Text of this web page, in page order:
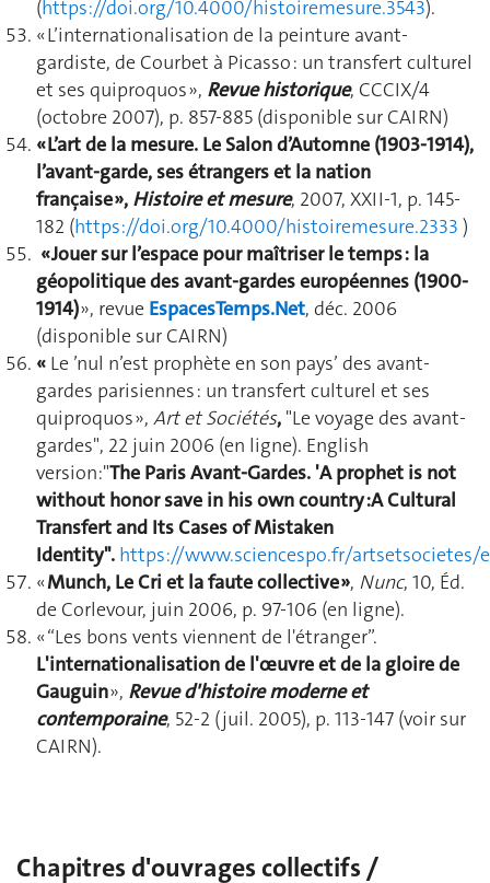
(https://doi.org/10.4000/histoiremesure.3543).
« L’internationalisation de la peinture avant-
gardiste, de Courbet à Picasso : un transfert culturel
et ses quiproquos », Revue historique, CCCIX/4
(octobre 2007), p. 857-885 (disponible sur CAIRN)
« L’art de la mesure. Le Salon d’Automne (1903-1914),
l’avant-garde, ses étrangers et la nation
française », Histoire et mesure, 2007, XXII-1, p. 145-
182 (https://doi.org/10.4000/histoiremesure.2333 )
« Jouer sur l’espace pour maîtriser le temps : la
géopolitique des avant-gardes européennes (1900-
1914)», revue EspacesTemps.Net, déc. 2006
(disponible sur CAIRN)
« Le ’nul n’est prophète en son pays’ des avant-
gardes parisiennes : un transfert culturel et ses
quiproquos », Art et Sociétés, "Le voyage des avant-
gardes", 22 juin 2006 (en ligne). English
version:"The Paris Avant-Gardes. 'A prophet is not
without honor save in his own country :A Cultural
Transfert and Its Cases of Mistaken
Identity". https://www.sciencespo.fr/artsetsocietes/
«Munch, Le Cri et la faute collective », Nunc, 10, Éd.
de Corlevour, juin 2006, p. 97-106 (en ligne).
« “Les bons vents viennent de l'étranger”.
L'internationalisation de l'œuvre et de la gloire de
Gauguin», Revue d'histoire moderne et
contemporaine, 52-2 (juil. 2005), p. 113-147 (voir sur
CAIRN).
Chapitres d'ouvrages collectifs /